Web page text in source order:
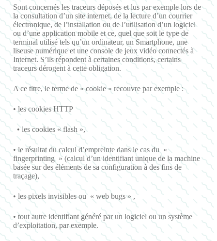
Sont concernés les traceurs déposés et lus par exemple lors de
la consultation d’un site internet, de la lecture d’un courrier
électronique, de l’installation ou de l’utilisation d’un logiciel
ou d’une application mobile et ce, quel que soit le type de
terminal utilisé tels qu’un ordinateur, un Smartphone, une
liseuse numérique et une console de jeux vidéo connectés à
Internet. S’ils répondent à certaines conditions, certains
traceurs dérogent à cette obligation.
A ce titre, le terme de « cookie » recouvre par exemple :
• les cookies HTTP
• les cookies « flash »,
• le résultat du calcul d’empreinte dans le cas du «
fingerprinting » (calcul d’un identifiant unique de la machine
basée sur des éléments de sa configuration à des fins de
traçage),
• les pixels invisibles ou « web bugs » ,
• tout autre identifiant généré par un logiciel ou un système
d’exploitation, par exemple.